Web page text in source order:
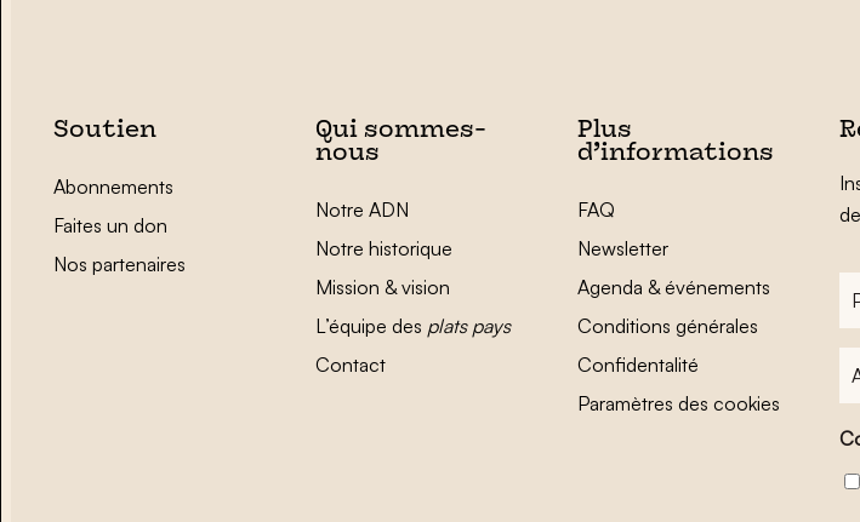
Soutien
Abonnements
Faites un don
Nos partenaires
Qui sommes-
nous
Notre ADN
Notre historique
Mission & vision
L’équipe des plats pays
Contact
Plus
d’informations
FAQ
Newsletter
Agenda & événements
Conditions générales
Confidentalité
Paramètres des cookies
mail